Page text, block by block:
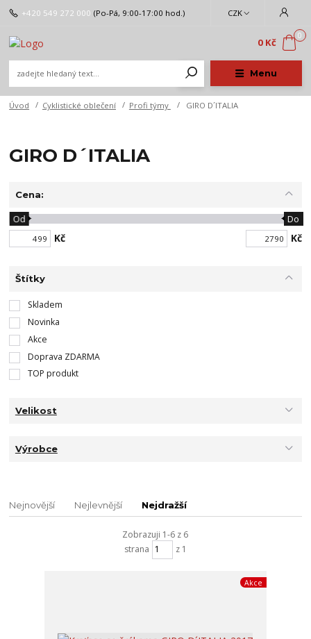
Menu
CZK
+420 549 272 000 (Po-Pá, 9:00-17:00 hod.)
0
0 Kč
Úvod Cyklistické oblečení Profi týmy GIRO D´ITALIA
GIRO D´ITALIA
Cena:
Kč
Od Do
Kč
Štítky
Skladem
Novinka
Akce
Doprava ZDARMA
TOP produkt
Velikost
Výrobce
Nejnovější Nejlevnější Nejdražší
Zobrazuji 1-6 z 6
strana
z 1
Akce